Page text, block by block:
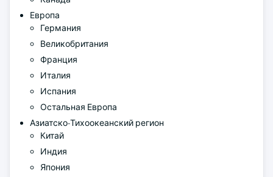
Европа
Германия
Великобритания
Франция
Италия
Испания
Остальная Европа
Азиатско-Тихоокеанский регион
Китай
Индия
Япония